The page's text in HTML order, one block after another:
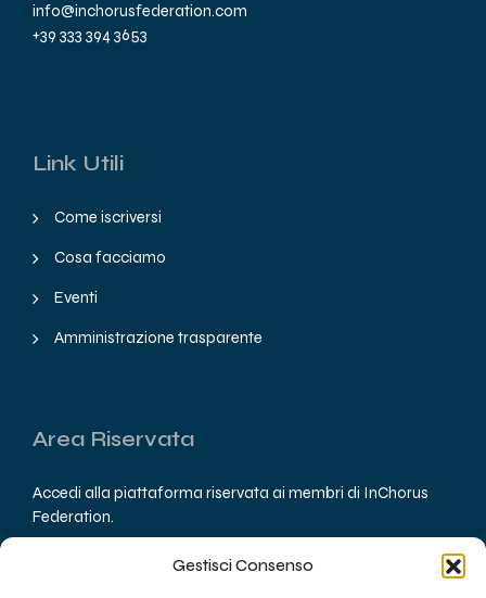
Gestisci Consenso
info@inchorusfederation.com
+39 333 394 3653
Link Utili
Come iscriversi
Cosa facciamo
Eventi
Amministrazione trasparente
Area Riservata
Accedi alla piattaforma riservata ai membri di InChorus
Federation.